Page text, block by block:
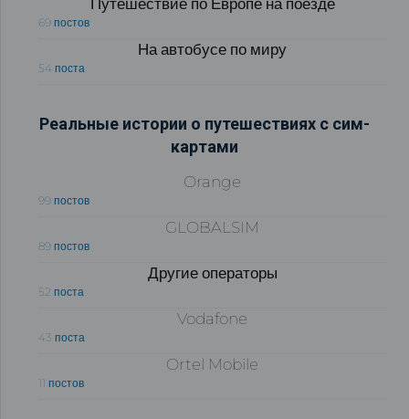
69 постов
На автобусе по миру
54 поста
Реальные истории о путешествиях с сим-
картами
Orange
99 постов
GLOBALSIM
89 постов
Другие операторы
52 поста
Vodafone
43 поста
Ortel Mobile
11 постов